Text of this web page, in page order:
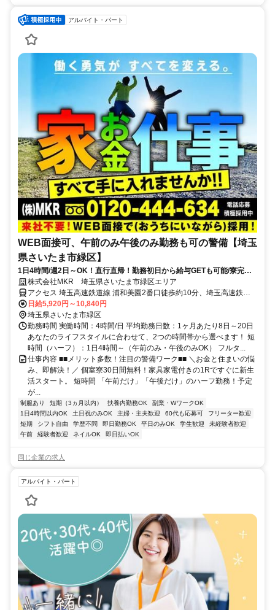
アルバイト・パート
WEB面接可、午前のみ午後のみ勤務も可の警備【埼玉
県さいたま市緑区】
1日4時間/週2日～OK！直行直帰！勤務初日から給与GETも可能/寮完備
＆携帯貸与♪
株式会社MKR 埼玉県さいたま市緑区エリア
アクセス 埼玉高速鉄道線 浦和美園2番口徒歩約10分、埼玉高速鉄道
線 東川口3番口徒歩約43分、埼玉高速鉄道線 東川口3番口徒歩約43分
埼玉県さいたま市緑区エリア(大宮駅、さいたま新都心駅、浦和駅、
浦和美園駅、東浦和駅)
日給5,920円～10,840円
埼玉県さいたま市緑区
勤務時間 実働時間：4時間/日 平均勤務日数：1ヶ月あたり8日～20日
あなたのライフスタイルに合わせて、2つの時間帯から選べます！ 短
時間（ハーフ）：1日4時間～（午前のみ・午後のみOK） フルタ...
仕事内容 ■■メリット多数！注目の警備ワーク■■ ＼お金と住まいの悩
み、即解決！／ 個室寮30日間無料！家具家電付きの1Rですぐに新生
活スタート。 短時間 「午前だけ」「午後だけ」のハーフ勤務！予定
が...
制服あり 短期（3ヵ月以内） 扶養内勤務OK
副業・WワークOK
1日4時間以内OK
土日祝のみOK 主婦・主夫歓迎 60代も応募可
フリーター歓迎
短期
シフト自由 学歴不問 即日勤務OK 平日のみOK 学生歓迎
未経験者歓迎
午前
経験者歓迎 ネイルOK 即日払いOK
同じ企業の求人
アルバイト・パート